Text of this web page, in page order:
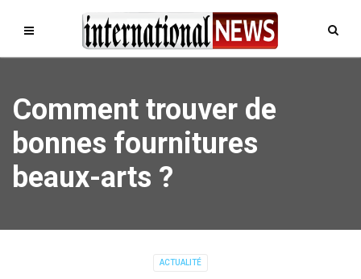
Comment trouver de
bonnes fournitures
beaux-arts ?
ACTUALITÉ